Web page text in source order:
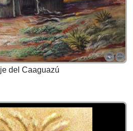
del Caaguazú